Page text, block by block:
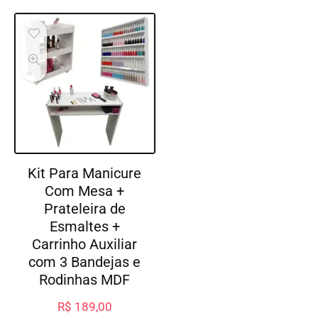
Kit Para Manicure
Com Mesa +
Prateleira de
Esmaltes +
Carrinho Auxiliar
com 3 Bandejas e
Rodinhas MDF
R$ 189,00